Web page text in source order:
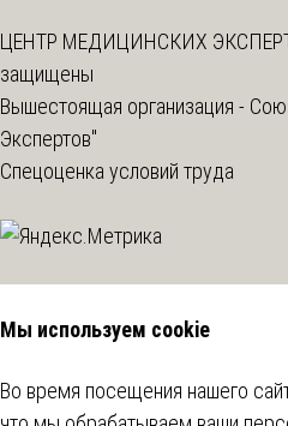
ЦЕНТР МЕДИЦИНСКИХ
защищены
Вышестоящая организация -
Экспертов"
Спецоценка условий труда
Мы используем cookie
Во время посещения нашего